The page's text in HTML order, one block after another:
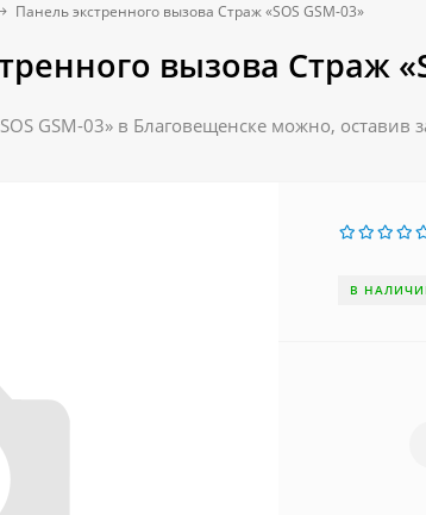
Панель экстренного вызова Страж «SOS GSM-03»
вызова Страж
GSM-03» в Благовещенске можно, оставив
В